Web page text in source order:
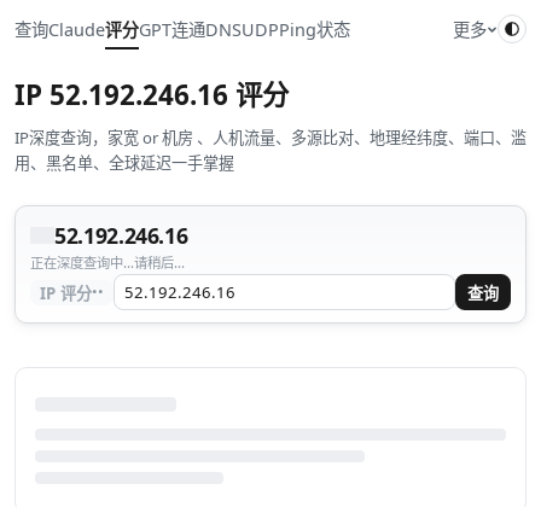
查询Claude评分GPT连通DNSUDPPing状态 更多
IP 52.192.246.16 评分
IP深度查询，家宽 or 机房 、人机流量、多源比对、地理经纬度、端口、滥
用、黑名单、全球延迟一手掌握
52.192.246.16
正在深度查询中...请稍后...
IP 评分·· 查询